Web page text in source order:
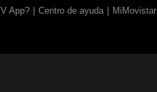
App? Centro de ayuda MiMovistar